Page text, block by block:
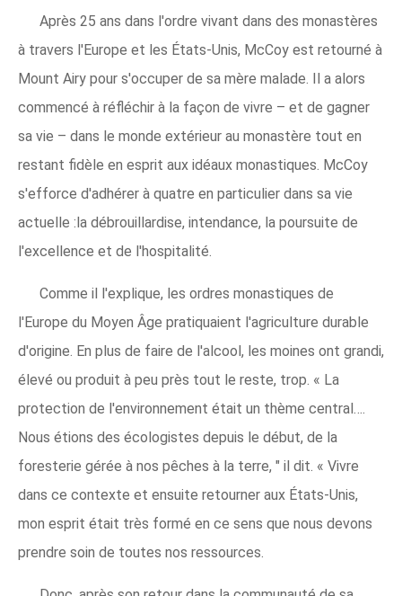
Après 25 ans dans l'ordre vivant dans des monastères
à travers l'Europe et les États-Unis, McCoy est retourné à
Mount Airy pour s'occuper de sa mère malade. Il a alors
commencé à réfléchir à la façon de vivre – et de gagner
sa vie – dans le monde extérieur au monastère tout en
restant fidèle en esprit aux idéaux monastiques. McCoy
s'efforce d'adhérer à quatre en particulier dans sa vie
actuelle :la débrouillardise, intendance, la poursuite de
l'excellence et de l'hospitalité.
Comme il l'explique, les ordres monastiques de
l'Europe du Moyen Âge pratiquaient l'agriculture durable
d'origine. En plus de faire de l'alcool, les moines ont grandi,
élevé ou produit à peu près tout le reste, trop. « La
protection de l'environnement était un thème central….
Nous étions des écologistes depuis le début, de la
foresterie gérée à nos pêches à la terre, " il dit. « Vivre
dans ce contexte et ensuite retourner aux États-Unis,
mon esprit était très formé en ce sens que nous devons
prendre soin de toutes nos ressources.